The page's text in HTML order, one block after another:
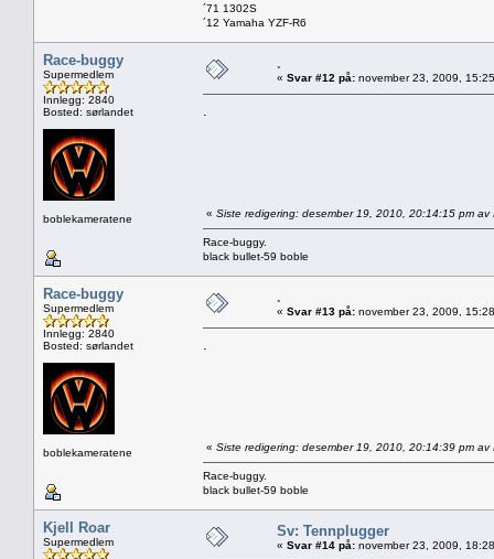
´71 1302S
´12 Yamaha YZF-R6
Race-buggy
Supermedlem
Innlegg: 2840
Bosted: sørlandet
boblekameratene
.
« Svar #12 på: november 23, 2009,
« Siste redigering: desember 19, 2010, 20:14:15 pm av
Race-buggy.
black bullet-59 boble
Race-buggy
Supermedlem
Innlegg: 2840
Bosted: sørlandet
boblekameratene
.
« Svar #13 på: november 23, 2009,
« Siste redigering: desember 19, 2010, 20:14:39 pm av
Race-buggy.
black bullet-59 boble
Kjell Roar
Supermedlem
Sv: Tennplugger
« Svar #14 på: november 23, 2009,